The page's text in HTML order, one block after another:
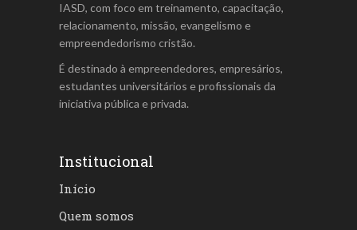
IASD, com foco em treinamento, capacitação,
relacionamento, missão, evangelismo e
empreendedorismo cristão.
É destinado à empreendedores, empresários,
estudantes universitários e profissionais da
iniciativa pública e privada.
Institucional
Início
Quem somos